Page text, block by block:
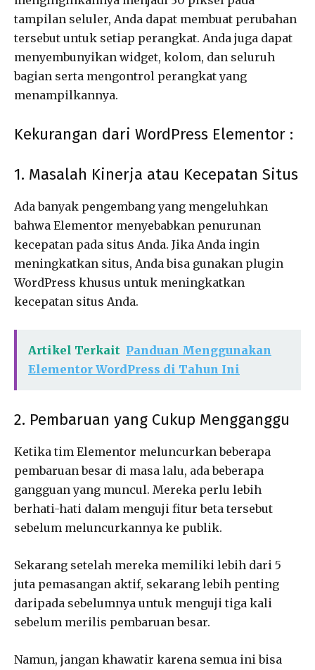
tampilan seluler, Anda dapat membuat perubahan
tersebut untuk setiap perangkat. Anda juga dapat
menyembunyikan widget, kolom, dan seluruh
bagian serta mengontrol perangkat yang
menampilkannya.
Kekurangan dari WordPress Elementor :
1. Masalah Kinerja atau Kecepatan Situs
Ada banyak pengembang yang mengeluhkan
bahwa Elementor menyebabkan penurunan
kecepatan pada situs Anda. Jika Anda ingin
meningkatkan situs, Anda bisa gunakan plugin
WordPress khusus untuk meningkatkan
kecepatan situs Anda.
Artikel Terkait Panduan Menggunakan
Elementor WordPress di Tahun Ini
2. Pembaruan yang Cukup Mengganggu
Ketika tim Elementor meluncurkan beberapa
pembaruan besar di masa lalu, ada beberapa
gangguan yang muncul. Mereka perlu lebih
berhati-hati dalam menguji fitur beta tersebut
sebelum meluncurkannya ke publik.
Sekarang setelah mereka memiliki lebih dari 5
juta pemasangan aktif, sekarang lebih penting
daripada sebelumnya untuk menguji tiga kali
sebelum merilis pembaruan besar.
Namun, jangan khawatir karena semua ini bisa